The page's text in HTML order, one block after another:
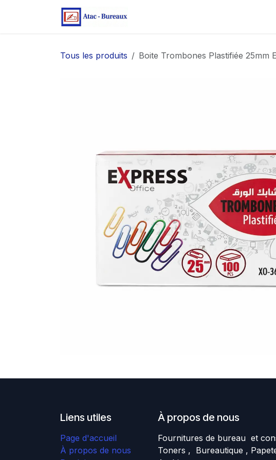
Se rendre au contenu
Tous les produits Boite Trombones Plastifiée 25mm
Liens utiles
Page d'accueil
À propos de nous
À propos de nous
Fournitures de bureau et
Toners , Bureautique ,